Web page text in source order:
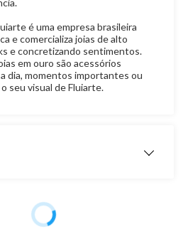
é uma empresa brasileira
e comercializa joias de alto
e concretizando sentimentos.
em ouro são acessórios
dia, momentos importantes ou
seu visual de Fluiarte.
comprimento: 13,4 gramas
- Peso com 15,0 cm de
comprimento: 14,4 gramas